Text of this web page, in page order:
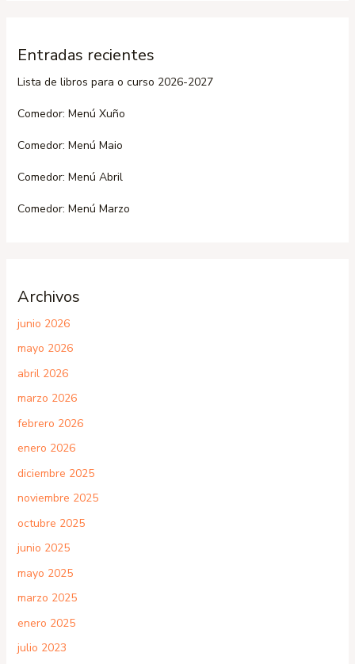
Entradas recientes
Lista de libros para o curso 2026-2027
Comedor: Menú Xuño
Comedor: Menú Maio
Comedor: Menú Abril
Comedor: Menú Marzo
Archivos
junio 2026
mayo 2026
abril 2026
marzo 2026
febrero 2026
enero 2026
diciembre 2025
noviembre 2025
octubre 2025
junio 2025
mayo 2025
marzo 2025
enero 2025
julio 2023